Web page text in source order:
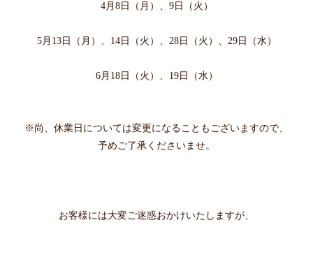
4月8日（月）、9日（火）
5月13日（月）、14日（火）、28日（火）、29日（水）
6月18日（火）、19日（水）
※尚、休業日については変更になることもございますので、
予めご了承くださいませ。
お客様には大変ご迷惑おかけいたしますが、